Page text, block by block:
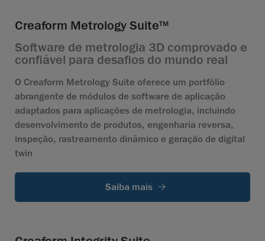
Creaform Metrology SuiteTM
Software de metrologia 3D comprovado e
confiável para desafios do mundo real
O Creaform Metrology Suite oferece um portfólio
abrangente de módulos de software de aplicação
adaptados para aplicações de metrologia, incluindo
desenvolvimento de produtos, engenharia reversa,
inspeção, rastreamento dinâmico e geração de digital
twin
Saiba mais